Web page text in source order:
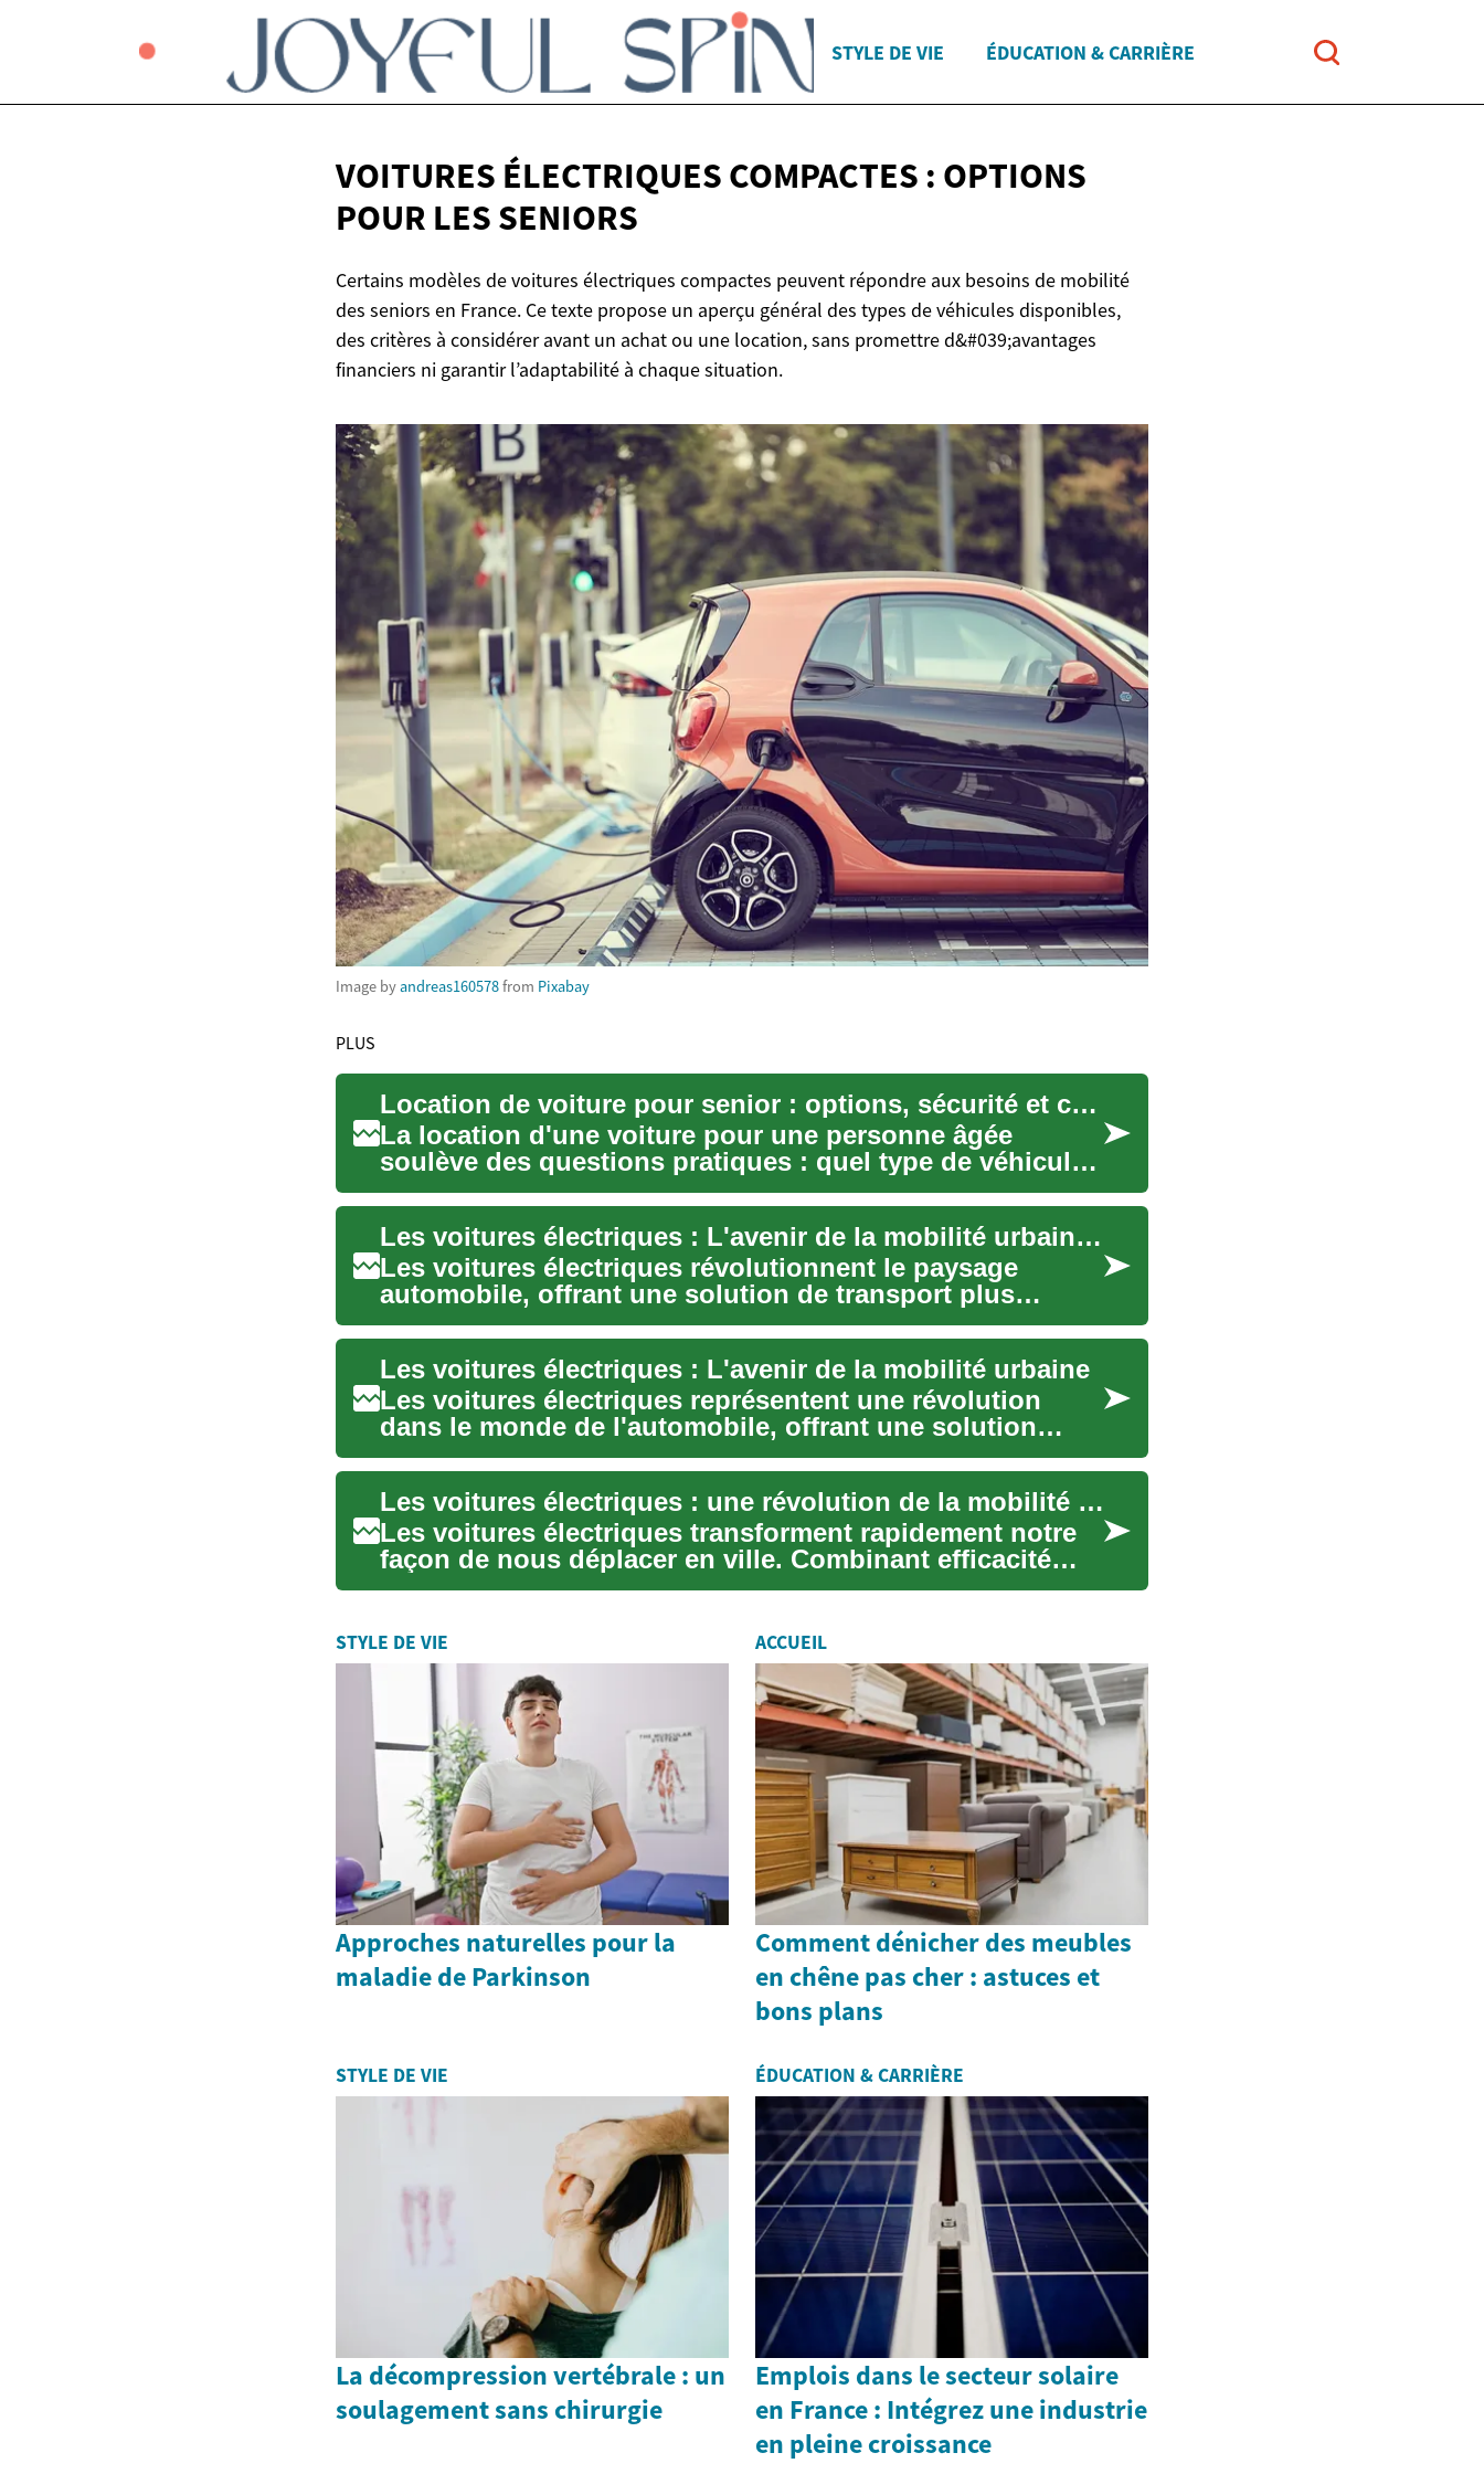
STYLE DE VIE ÉDUCATION & CARRIÈRE
VOITURES ÉLECTRIQUES COMPACTES : OPTIONS
POUR LES SENIORS
Certains modèles de voitures électriques compactes peuvent répondre aux besoins de mobilité
des seniors en France. Ce texte propose un aperçu général des types de véhicules disponibles,
des critères à considérer avant un achat ou une location, sans promettre d&#039;avantages
financiers ni garantir l’adaptabilité à chaque situation.
Image byandreas160578from Pixabay
PLUS
Location de voiture pour senior : options, sécurité et coûts
La location d'une voiture pour une personne âgée
soulève des questions pratiques : quel type de véhicule
choisir, que...
Les voitures électriques : L'avenir de la mobilité urbaine écologique
Les voitures électriques révolutionnent le paysage
automobile, offrant une solution de transport plus
propre et plus ...
Les voitures électriques : L'avenir de la mobilité urbaine
Les voitures électriques représentent une révolution
dans le monde de l'automobile, offrant une solution
écologique e...
Les voitures électriques : une révolution de la mobilité urbaine
Les voitures électriques transforment rapidement notre
façon de nous déplacer en ville. Combinant efficacité
énergéti...
STYLE DE VIE
Approches naturelles pour la
maladie de Parkinson
ACCUEIL
Comment dénicher des meubles
en chêne pas cher : astuces et
bons plans
STYLE DE VIE
La décompression vertébrale : un
soulagement sans chirurgie
ÉDUCATION & CARRIÈRE
Emplois dans le secteur solaire
en France : Intégrez une industrie
en pleine croissance